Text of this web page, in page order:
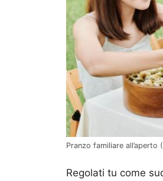
Pranzo familiare all’aperto
Regolati tu come